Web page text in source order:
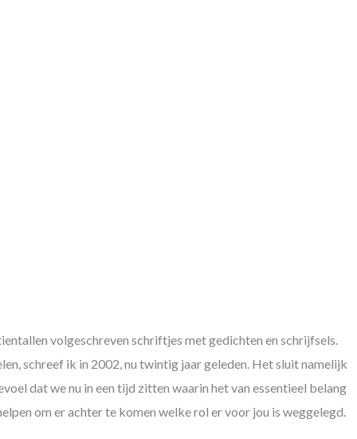
volgeschreven schriftjes met gedichten en schrijfsels.
schreef ik in 2002, nu twintig jaar geleden. Het sluit namelijk
dat we nu in een tijd zitten waarin het van essentieel belang
om er achter te komen welke rol er voor jou is weggelegd.